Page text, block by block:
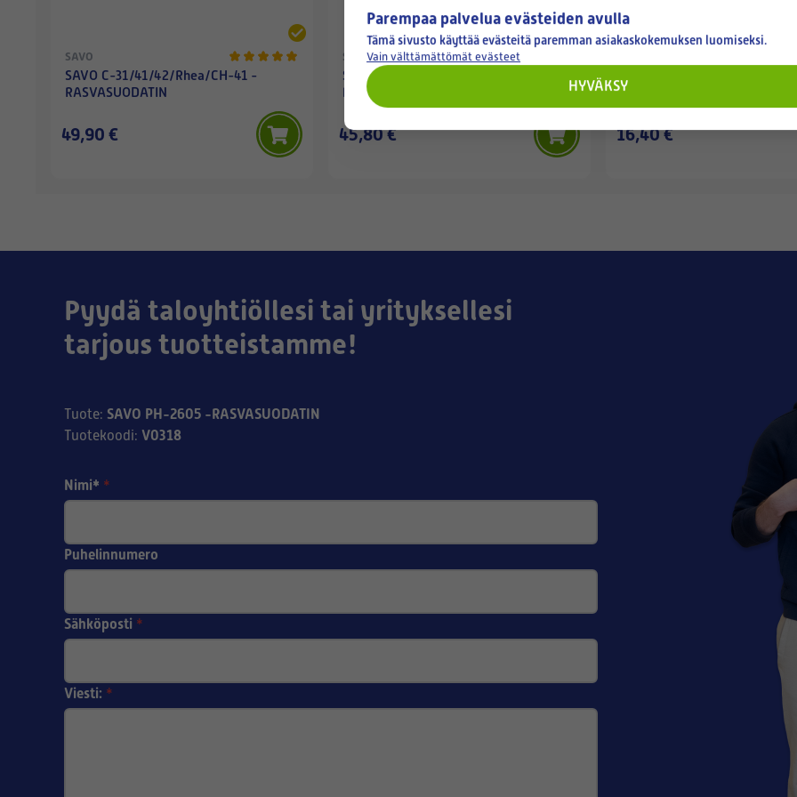
SAVO
SAVO C-31/41/42/Rhea/CH-41 -
RASVASUODATIN
49,90 €
SAVO
SAVO C-51/52/54/55/56/61/62 -
RASVASUODATIN
45,80 €
SAVO HS-11 -
16,40 €
Pyydä taloyhtiöllesi tai yrityksellesi
tarjous tuotteistamme!
Tuote: SAVO PH-2605 -RASVASUODATIN
Tuotekoodi: V0318
Nimi* *
Puhelinnumero
Sähköposti *
Viesti: *
Parempaa palvelua evästeiden avulla
Tämä sivusto käyttää evästeitä paremman asiakaskokemuksen luomiseksi.
Vain välttämättömät evästeet
HYVÄKSY